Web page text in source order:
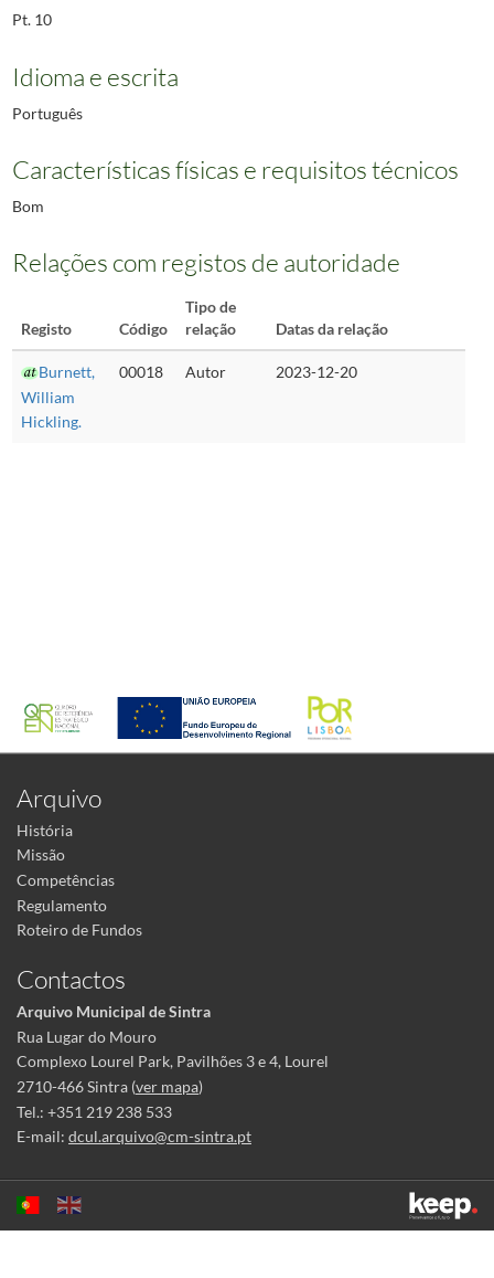
Pt. 10
Idioma e escrita
Português
Características físicas e requisitos técnicos
Bom
Relações com registos de autoridade
Registo Código
Tipo de
relação
Datas da relação
Burnett,
William
Hickling.
00018 Autor 2023-12-20
Arquivo
História
Missão
Competências
Regulamento
Roteiro de Fundos
Contactos
Arquivo Municipal de Sintra
Rua Lugar do Mouro
Complexo Lourel Park, Pavilhões 3 e 4, Lourel
2710-466 Sintra (ver mapa)
Tel.: +351 219 238 533
E-mail: dcul.arquivo@cm-sintra.pt